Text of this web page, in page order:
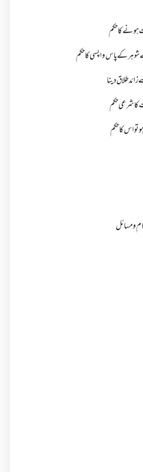
کا حکم
کے پاس واپسی کا حکم
طلاق دینا
کا شرعی حکم
تو اس کا حکم
و مسائل